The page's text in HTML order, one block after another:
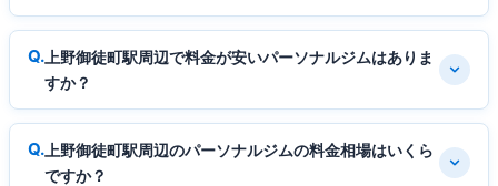
上野御徒町駅周辺で料金が安いパーソナルジムはありま
すか？
上野御徒町駅周辺のパーソナルジムの料金相場はいくら
ですか？